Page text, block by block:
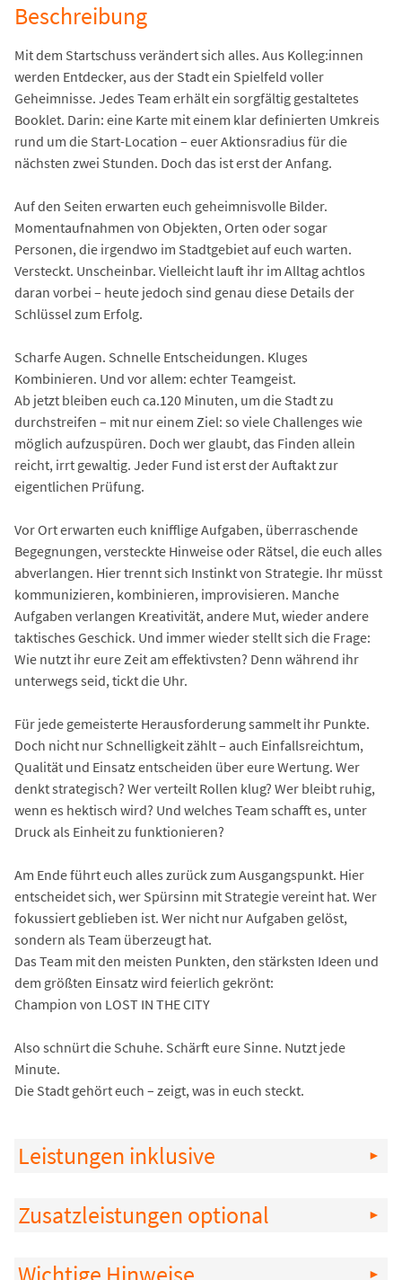
Beschreibung
Mit dem Startschuss verändert sich alles. Aus Kolleg:innen
werden Entdecker, aus der Stadt ein Spielfeld voller
Geheimnisse. Jedes Team erhält ein sorgfältig gestaltetes
Booklet. Darin: eine Karte mit einem klar definierten Umkreis
rund um die Start-Location – euer Aktionsradius für die
nächsten zwei Stunden. Doch das ist erst der Anfang.
Auf den Seiten erwarten euch geheimnisvolle Bilder.
Momentaufnahmen von Objekten, Orten oder sogar
Personen, die irgendwo im Stadtgebiet auf euch warten.
Versteckt. Unscheinbar. Vielleicht lauft ihr im Alltag achtlos
daran vorbei – heute jedoch sind genau diese Details der
Schlüssel zum Erfolg.
Scharfe Augen. Schnelle Entscheidungen. Kluges
Kombinieren. Und vor allem: echter Teamgeist.
Ab jetzt bleiben euch ca.120 Minuten, um die Stadt zu
durchstreifen – mit nur einem Ziel: so viele Challenges wie
möglich aufzuspüren. Doch wer glaubt, das Finden allein
reicht, irrt gewaltig. Jeder Fund ist erst der Auftakt zur
eigentlichen Prüfung.
Vor Ort erwarten euch knifflige Aufgaben, überraschende
Begegnungen, versteckte Hinweise oder Rätsel, die euch alles
abverlangen. Hier trennt sich Instinkt von Strategie. Ihr müsst
kommunizieren, kombinieren, improvisieren. Manche
Aufgaben verlangen Kreativität, andere Mut, wieder andere
taktisches Geschick. Und immer wieder stellt sich die Frage:
Wie nutzt ihr eure Zeit am effektivsten? Denn während ihr
unterwegs seid, tickt die Uhr.
Für jede gemeisterte Herausforderung sammelt ihr Punkte.
Doch nicht nur Schnelligkeit zählt – auch Einfallsreichtum,
Qualität und Einsatz entscheiden über eure Wertung. Wer
denkt strategisch? Wer verteilt Rollen klug? Wer bleibt ruhig,
wenn es hektisch wird? Und welches Team schafft es, unter
Druck als Einheit zu funktionieren?
Am Ende führt euch alles zurück zum Ausgangspunkt. Hier
entscheidet sich, wer Spürsinn mit Strategie vereint hat. Wer
fokussiert geblieben ist. Wer nicht nur Aufgaben gelöst,
sondern als Team überzeugt hat.
Das Team mit den meisten Punkten, den stärksten Ideen und
dem größten Einsatz wird feierlich gekrönt:
Champion von LOST IN THE CITY
Also schnürt die Schuhe. Schärft eure Sinne. Nutzt jede
Minute.
Die Stadt gehört euch – zeigt, was in euch steckt.
Leistungen inklusive
Zusatzleistungen optional